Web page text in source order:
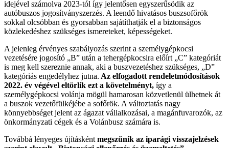
idejével számolva 2023-tól így jelentősen egyszerűsödik az
autóbuszos jogosítványszerzés. A leendő hivatásos buszsofőrök
sokkal olcsóbban és gyorsabban sajátíthatják el a biztonságos
közlekedéshez szükséges ismereteket, képességeket.
A jelenleg érvényes szabályozás szerint a személygépkocsi
vezetésére jogosító „B” után a tehergépkocsira előírt „C” kategóriát
is meg kell szereznie annak, aki a buszvezetéshez szükséges, „D”
kategóriás engedélyhez jutna. Az elfogadott rendeletmódosítások
2022. év végével eltörlik ezt a követelményt, így a
személygépkocsi volánja mögül hamarosan közvetlenül ülhetnek át
a buszok vezetőfülkéjébe a sofőrök. A változtatás nagy
könnyebbséget jelent az ágazat vállalkozásai, a magánfuvarozók, az
önkormányzati cégek és a Volánbusz számára is.
Továbbá lényeges újításként megszűnik az iparági visszajelzések